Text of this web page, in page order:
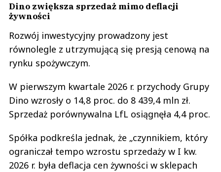
Dino zwiększa sprzedaż mimo deflacji
żywności
Rozwój inwestycyjny prowadzony jest
równolegle z utrzymującą się presją cenową na
rynku spożywczym.
W pierwszym kwartale 2026 r. przychody Grupy
Dino wzrosły o 14,8 proc. do 8 439,4 mln zł.
Sprzedaż porównywalna LfL osiągnęła 4,4 proc.
Spółka podkreśla jednak, że „czynnikiem, który
ograniczał tempo wzrostu sprzedaży w I kw.
2026 r. była deflacja cen żywności w sklepach